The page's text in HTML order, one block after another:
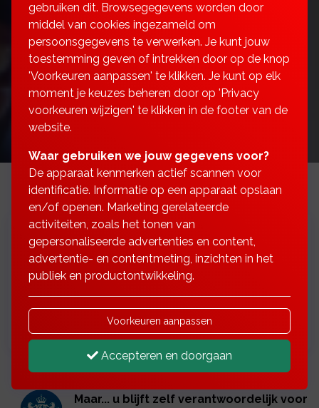
Weet u het nog? De oude slogan 'Leuker
kunnen we het niet maken, wel makkelijker'
Welnu, Snoeren Financieel Advies denkt daar
toch iets anders over.
Maar... u blijft zelf verantwoordelijk voor
gebruiken dit. Browsegegevens worden door
middel van cookies ingezameld om
persoonsgegevens te verwerken. Je kunt jouw
toestemming geven of intrekken door op de knop
'Voorkeuren aanpassen' te klikken. Je kunt op elk
moment je keuzes beheren door op 'Privacy
voorkeuren wijzigen' te klikken in de footer van de
website.
Waar gebruiken we jouw gegevens voor?
De apparaat kenmerken actief scannen voor
identificatie. Informatie op een apparaat opslaan
en/of openen. Marketing gerelateerde
activiteiten, zoals het tonen van
gepersonaliseerde advertenties en content,
advertentie- en contentmeting, inzichten in het
publiek en productontwikkeling.
Voorkeuren aanpassen
Accepteren en doorgaan